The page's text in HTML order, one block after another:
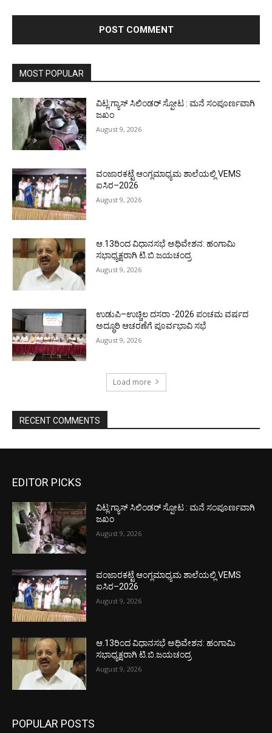
MOST POPULAR
ವಿಟ್ಲ:ಗ್ಯಾಸ್ ಸಿಲಿಂಡರ್ ಸ್ಪೋಟ : ಮನೆ ಸಂಪೂರ್ಣವಾಗಿ
ಜಖಂ
August 9, 2026
ವಂಜಾರಕಟ್ಟೆ ಆಂಗ್ಲಮಾಧ್ಯಮ ಶಾಲೆಯಲ್ಲಿ VEMS
ಐಸಿರ–2026
August 9, 2026
ಆ.13ರಿಂದ ವಿಧಾನಸಭೆ ಅಧಿವೇಶನ: ಹಂಗಾಮಿ
ಸಭಾಧ್ಯಕ್ಷರಾಗಿ ಟಿ.ಬಿ.ಜಯಚಂದ್ರ
August 9, 2026
ಉಡುಪಿ–ಉಚ್ಚಿಲ ದಸರಾ -2026 ಪಂಚಮ ವರ್ಷದ
ಅದ್ಧೂರಿ ಆಚರಣೆಗೆ ಪೂರ್ವಭಾವಿ ಸಭೆ
August 9, 2026
Load more
RECENT COMMENTS
EDITOR PICKS
ವಿಟ್ಲ:ಗ್ಯಾಸ್ ಸಿಲಿಂಡರ್ ಸ್ಪೋಟ : ಮನೆ ಸಂಪೂರ್ಣವಾಗಿ
ಜಖಂ
August 9, 2026
ವಂಜಾರಕಟ್ಟೆ ಆಂಗ್ಲಮಾಧ್ಯಮ ಶಾಲೆಯಲ್ಲಿ VEMS
ಐಸಿರ–2026
August 9, 2026
ಆ.13ರಿಂದ ವಿಧಾನಸಭೆ ಅಧಿವೇಶನ: ಹಂಗಾಮಿ
ಸಭಾಧ್ಯಕ್ಷರಾಗಿ ಟಿ.ಬಿ.ಜಯಚಂದ್ರ
August 9, 2026
POPULAR POSTS